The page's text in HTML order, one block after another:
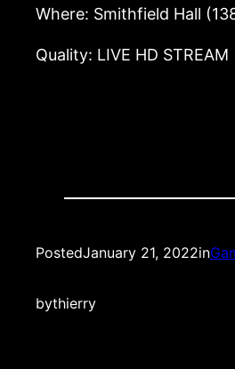
Where: Smithfield Hall
Quality: LIVE HD STREAM
PostedJanuary 21, 2022in
bythierry